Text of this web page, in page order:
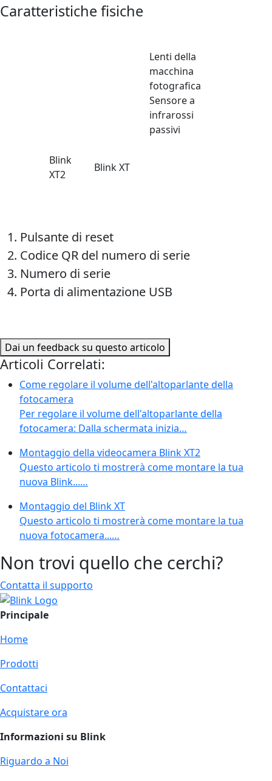
Caratteristiche fisiche
Lenti della
macchina
fotografica
Sensore a
infrarossi
passivi
Blink
XT2
Blink XT
Pulsante di reset
Codice QR del numero di serie
Numero di serie
Porta di alimentazione USB
Dai un feedback su questo articolo
Articoli Correlati:
Come regolare il volume dell'altoparlante della
fotocamera
Per regolare il volume dell'altoparlante della
fotocamera: Dalla schermata inizia…
Montaggio della videocamera Blink XT2
Questo articolo ti mostrerà come montare la tua
nuova Blink...…
Montaggio del Blink XT
Questo articolo ti mostrerà come montare la tua
nuova fotocamera...…
Non trovi quello che cerchi?
Contatta il supporto
Principale
Home
Prodotti
Contattaci
Acquistare ora
Informazioni su Blink
Riguardo a Noi